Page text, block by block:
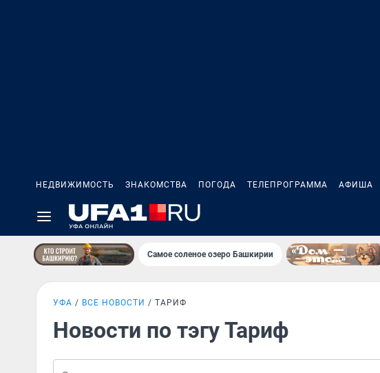
НЕДВИЖИМОСТЬ ЗНАКОМСТВА ПОГОДА ТЕЛЕПРОГРАММА АФИША
Самое соленое озеро Башкирии
УФА ВСЕ НОВОСТИ ТАРИФ
Новости по тэгу Тариф